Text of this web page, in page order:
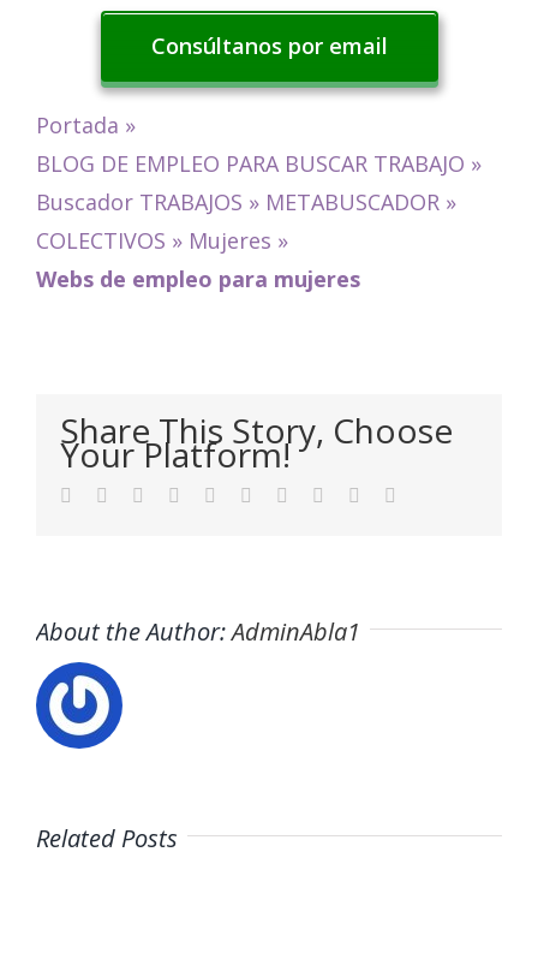
Consúltanos por email
Portada »
BLOG DE EMPLEO PARA BUSCAR TRABAJO »
Buscador TRABAJOS » METABUSCADOR »
COLECTIVOS » Mujeres »
Webs de empleo para mujeres
Share This Story, Choose
Your Platform!
Facebook
TwitterLinkedIn
Reddit WhatsApp
TumblrPinterest Xing
About the Author:AdminAbla1
Related Posts